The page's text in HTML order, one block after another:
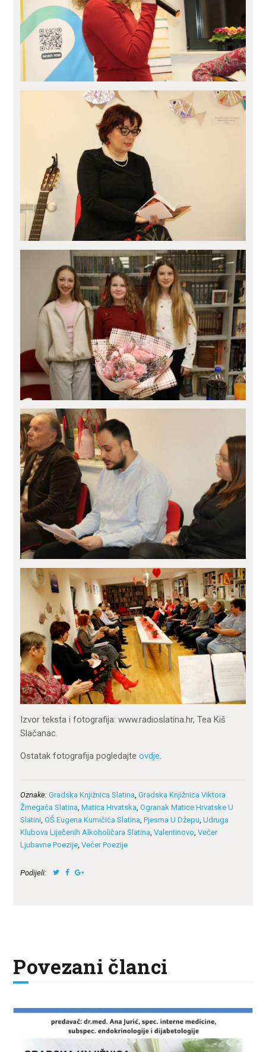
Izvor teksta i fotografija: www.radioslatina.hr, Tea Kiš
Slačanac.
Ostatak fotografija pogledajteovdje.
Oznake: Gradska Knjižnica Slatina ,Gradska Knjižnica Viktora
Žmegača Slatina ,Matica Hrvatska ,Ogranak Matice Hrvatske U
Slatini ,OŠ Eugena Kumičića Slatina ,Pjesma U Džepu ,Udruga
Klubova Liječenih Alkoholičara Slatina ,Valentinovo ,Večer
Ljubavne Poezije ,Večer Poezije
Podijeli:
Povezani članci